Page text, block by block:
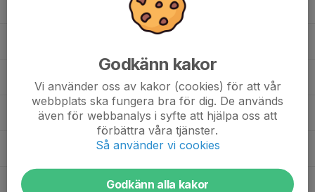
Hussein Kheder
Oliver Krook
Sigge Hansson
Godkänn kakor
Vi använder oss av kakor (cookies) för att vår
webbplats ska fungera bra för dig. De används
även för webbanalys i syfte att hjälpa oss att
förbättra våra tjänster.
Så använder vi cookies
Godkänn alla kakor